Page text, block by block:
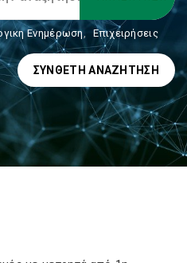
Ενημέρωση, Επιχειρήσεις
ΣΎΝΘΕΤΗ ΑΝΑΖΉΤΗΣΗ